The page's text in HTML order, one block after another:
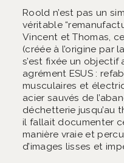
Roold n’est pas un
véritable
Vincent et Thomas,
(créée à l’origine par
s’est fixée un objectif
agrément ESUS :
musculaires et
acier sauvés de
déchetterie jusqu’au
il fallait documenter
manière vraie et
d’images lisses et